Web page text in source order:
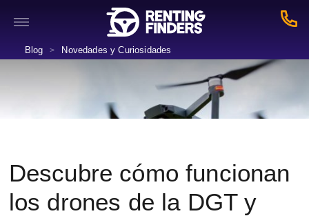
Blog > Novedades y Curiosidades
Descubre cómo funcionan
los drones de la DGT y